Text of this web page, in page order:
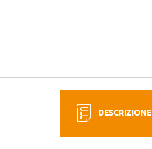
DESCRIZIONE